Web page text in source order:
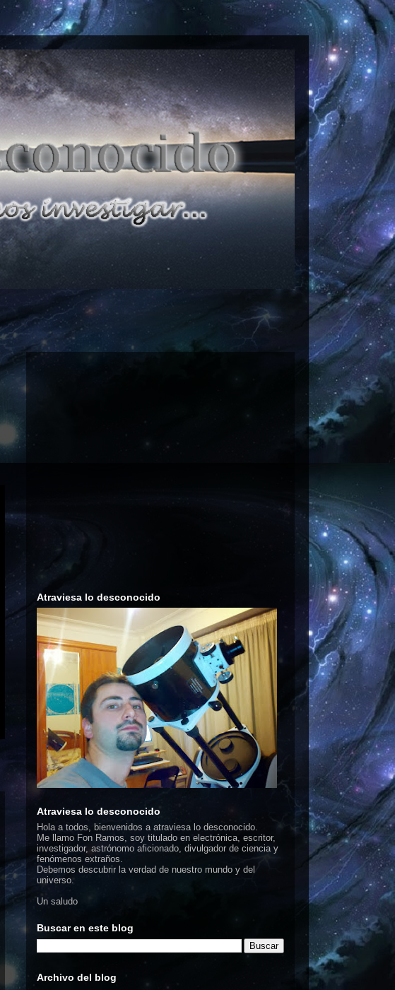
Atraviesa lo desconocido
Atraviesa lo desconocido
Hola a todos, bienvenidos a atraviesa lo desconocido.
Me llamo Fon Ramos, soy titulado en electrónica, escritor,
investigador, astrónomo aficionado, divulgador de ciencia y
fenómenos extraños.
Debemos descubrir la verdad de nuestro mundo y del
universo.
Un saludo
Buscar en este blog
Archivo del blog